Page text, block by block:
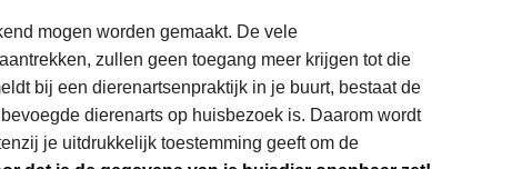
mogen worden gemaakt. De vele
zullen geen toegang meer krijgen tot die
bij een dierenartsenpraktijk in je buurt, bestaat de
dierenarts op huisbezoek is. Daarom wordt
je uitdrukkelijk toestemming geeft om de